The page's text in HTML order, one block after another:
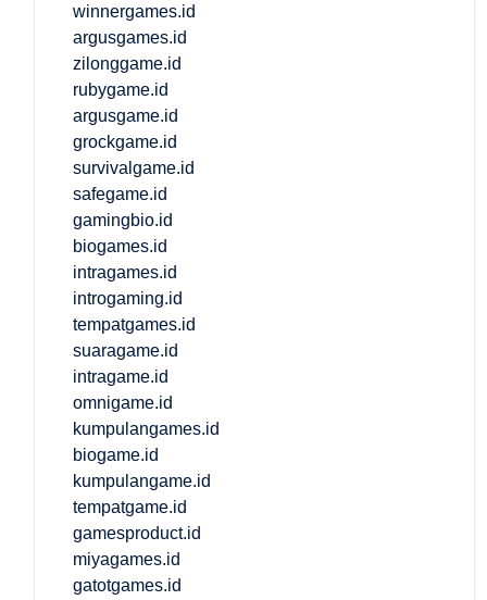
winnergames.id
argusgames.id
zilonggame.id
rubygame.id
argusgame.id
grockgame.id
survivalgame.id
safegame.id
gamingbio.id
biogames.id
intragames.id
introgaming.id
tempatgames.id
suaragame.id
intragame.id
omnigame.id
kumpulangames.id
biogame.id
kumpulangame.id
tempatgame.id
gamesproduct.id
miyagames.id
gatotgames.id